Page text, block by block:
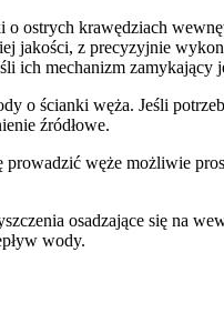
o ostrych krawędziach
jakości, z precyzyjnie
ich mechanizm zamykający
o ścianki węża. Jeśli
źródłowe.
prowadzić węże możliwie
osadzające się na
wody.